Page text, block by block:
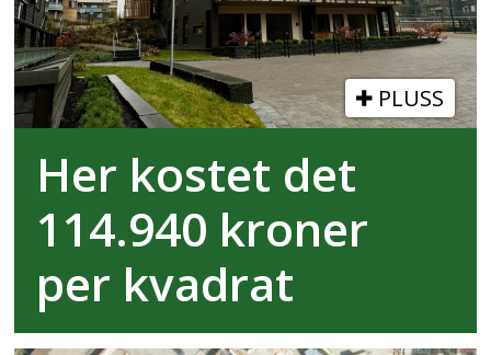
PLUSS
Her kostet det
114.940 kroner
per kvadrat